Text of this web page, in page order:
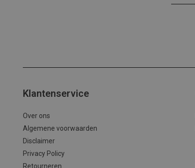
Klantenservice
Over ons
Algemene voorwaarden
Disclaimer
Privacy Policy
Retourneren